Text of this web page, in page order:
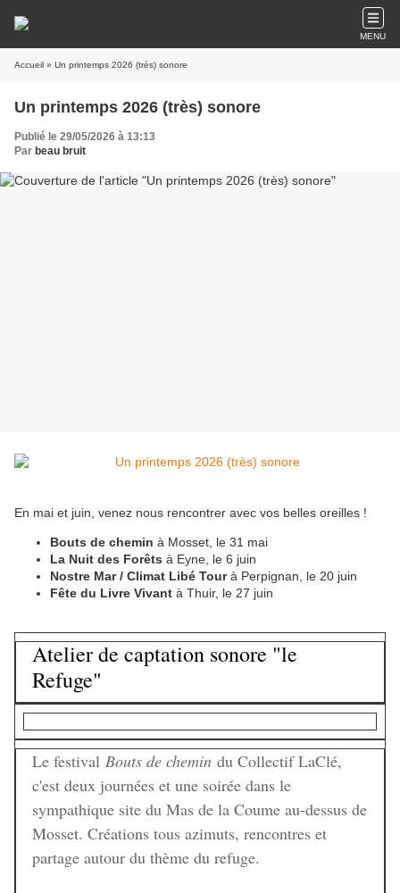
MENU
Accueil » Un printemps 2026 (très) sonore
Un printemps 2026 (très) sonore
Publié le 29/05/2026 à 13:13
Par beau bruit
En mai et juin, venez nous rencontrer avec vos belles oreilles !
Bouts de chemin à Mosset, le 31 mai
La Nuit des Forêts à Eyne, le 6 juin
Nostre Mar / Climat Libé Tourà Perpignan, le 20 juin
Fête du Livre Vivant à Thuir, le 27 juin
Atelier de captation sonore "le
Refuge"
Le festival Bouts de chemin du Collectif LaClé,
c'est deux journées et une soirée dans le
sympathique site du Mas de la Coume au-dessus de
Mosset. Créations tous azimuts, rencontres et
partage autour du thème du refuge.